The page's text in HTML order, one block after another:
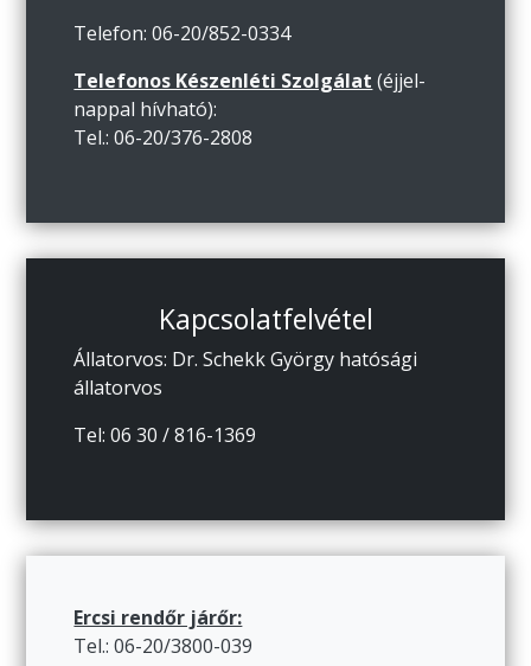
Telefon: 06-20/852-0334
Telefonos Készenléti Szolgálat (éjjel-
nappal hívható):
Tel.: 06-20/376-2808
Kapcsolatfelvétel
Állatorvos: Dr. Schekk György hatósági
állatorvos
Tel: 06 30 / 816-1369
Ercsi rendőr járőr:
Tel.: 06-20/3800-039